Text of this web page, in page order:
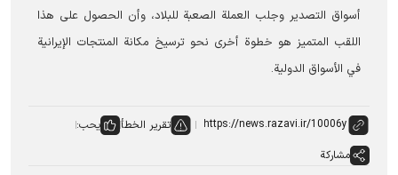
أسواق التصدير وجلب العملة الصعبة للبلاد، وأن الحصول على هذا
اللقب المتميز هو خطوة أخرى نحو ترسيخ مكانة المنتجات الإيرانية
في الأسواق الدولية.
تقرير الخطأ
يحب:
مشاركة